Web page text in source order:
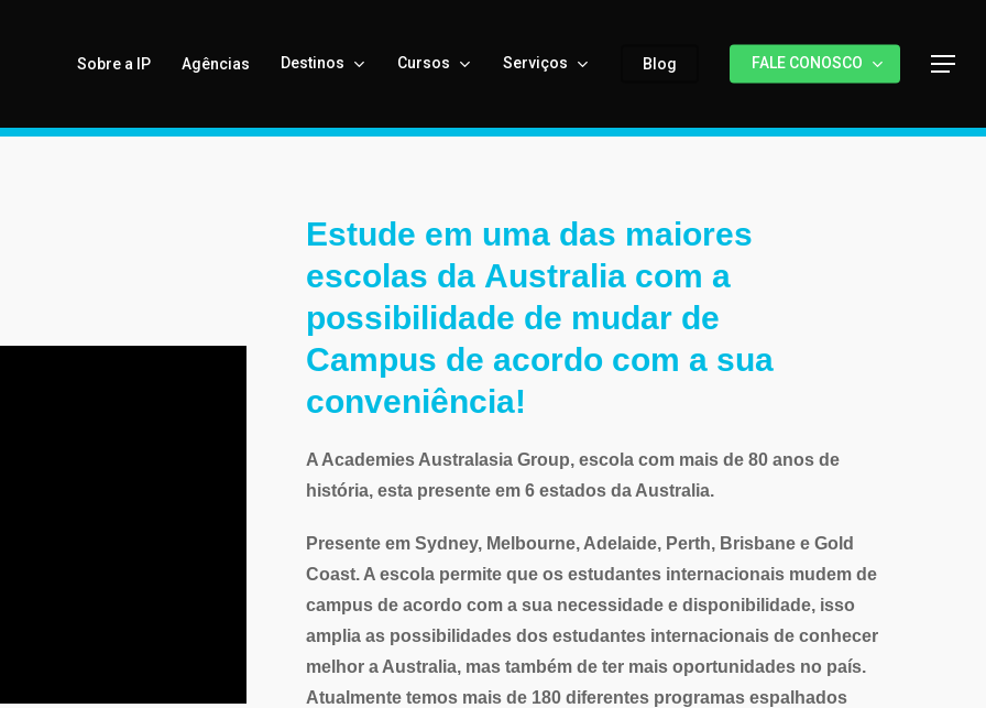
Sobre a IP Agências Destinos Cursos Serviços Blog FALE CONOSCO Menu
Estude em uma das maiores
escolas da Australia com a
possibilidade de mudar de
Campus de acordo com a sua
conveniência!
A Academies Australasia Group, escola com mais de 80 anos de
história, esta presente em 6 estados da Australia.
Presente em Sydney, Melbourne, Adelaide, Perth, Brisbane e Gold
Coast. A escola permite que os estudantes internacionais mudem de
campus de acordo com a sua necessidade e disponibilidade, isso
amplia as possibilidades dos estudantes internacionais de conhecer
melhor a Australia, mas também de ter mais oportunidades no país.
Atualmente temos mais de 180 diferentes programas espalhados